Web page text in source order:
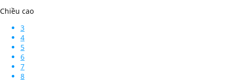
Chiều cao
3
4
5
6
7
8